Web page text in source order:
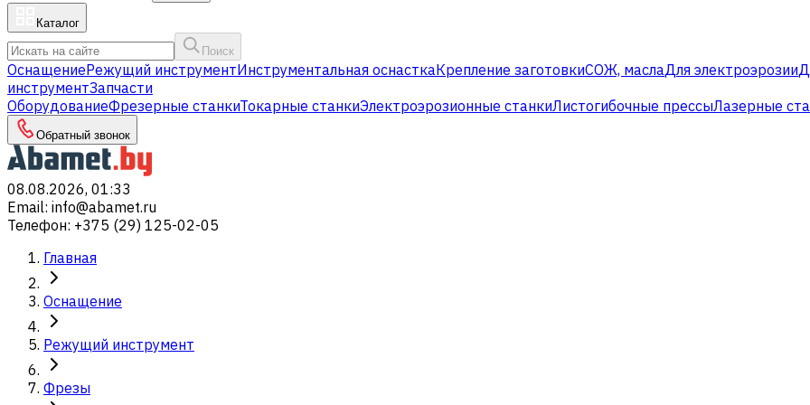
Каталог
Поиск
ОснащениеРежущий инструментИнструментальная оснасткаКрепление заготовкиСОЖ, маслаДля электроэрозии
инструментЗапчасти
ОборудованиеФрезерные станкиТокарные станкиЭлектроэрозионные станкиЛистогибочные прессыЛазерные
Обратный звонок
08.08.2026, 01:33
Email: info@abamet.ru
Телефон: +375 (29) 125-02-05
Главная
Оснащение
Режущий инструмент
Фрезы